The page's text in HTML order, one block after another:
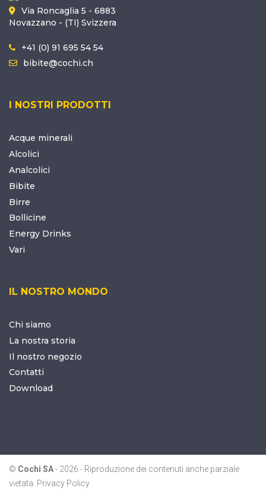
Via Roncaglia 5 - 6883
Novazzano - (TI) Svizzera
+41 (0) 91 695 54 54
bibite@cochi.ch
I NOSTRI PRODOTTI
Acque minerali
Alcolici
Analcolici
Bibite
Birre
Bollicine
Energy Drinks
Vari
IL NOSTRO MONDO
Chi siamo
La nostra storia
Il nostro negozio
Contatti
Download
© Cochi SA- 2026 - Riproduzione dei contenuti anche parziale
vietata. Privacy Policy